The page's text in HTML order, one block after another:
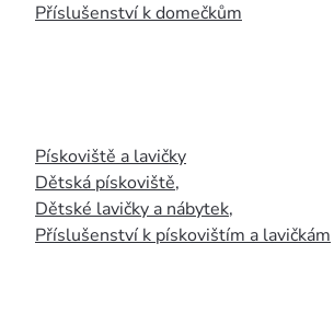
Příslušenství k domečkům
Pískoviště a lavičky
Dětská pískoviště,
Dětské lavičky a nábytek,
Příslušenství k pískovištím a lavičkám